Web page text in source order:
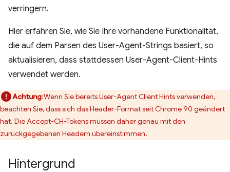
verringern.
Hier erfahren Sie, wie Sie Ihre vorhandene Funktionalität,
die auf dem Parsen des User-Agent-Strings basiert, so
aktualisieren, dass stattdessen User-Agent-Client-Hints
verwendet werden.
Achtung:Wenn Sie bereits User-Agent Client Hints verwenden,
beachten Sie, dass sich das Header-Format seit Chrome 90 geändert
hat. Die Accept-CH-Tokens müssen daher genau mit den
zurückgegebenen Headern übereinstimmen.
Hintergrund